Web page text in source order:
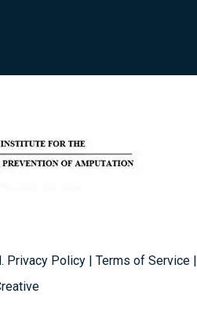
Privacy Policy| Terms of Service|